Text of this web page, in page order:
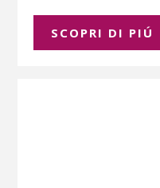
SCOPRI DI PIÚ